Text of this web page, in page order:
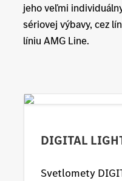
jeho veľmi
sériovej výbavy, cez
líniu AMG Line.
DIGITAL
Svetlomety